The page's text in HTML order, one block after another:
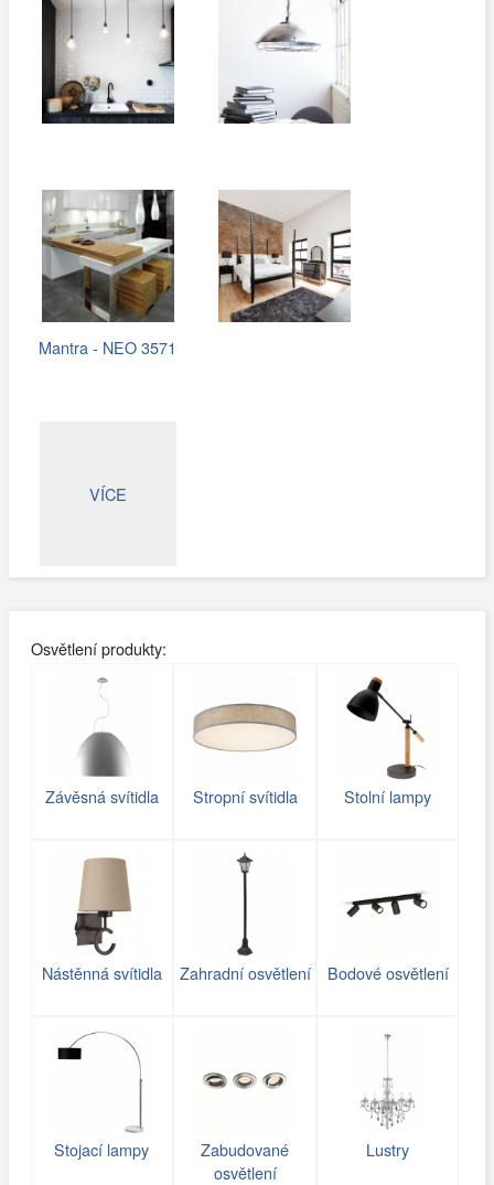
Mantra - NEO 3571
VÍCE
Osvětlení produkty:
Závěsná svítidla Stropní svítidla Stolní lampy
Nástěnná svítidla Zahradní osvětlení Bodové osvětlení
Stojací lampy
Zabudované
osvětlení
Lustry